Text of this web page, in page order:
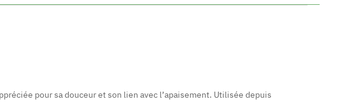
pour sa douceur et son lien avec l’apaisement. Utilisée depuis